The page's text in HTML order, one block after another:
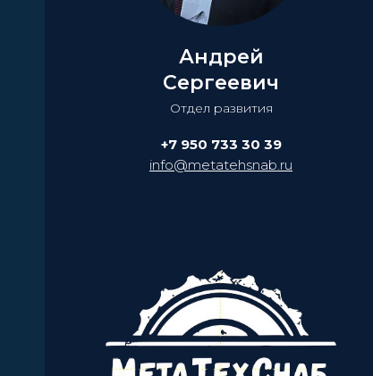
Андрей
Сергеевич
Отдел развития
+7 950 733 30 39
info@metatehsnab.ru